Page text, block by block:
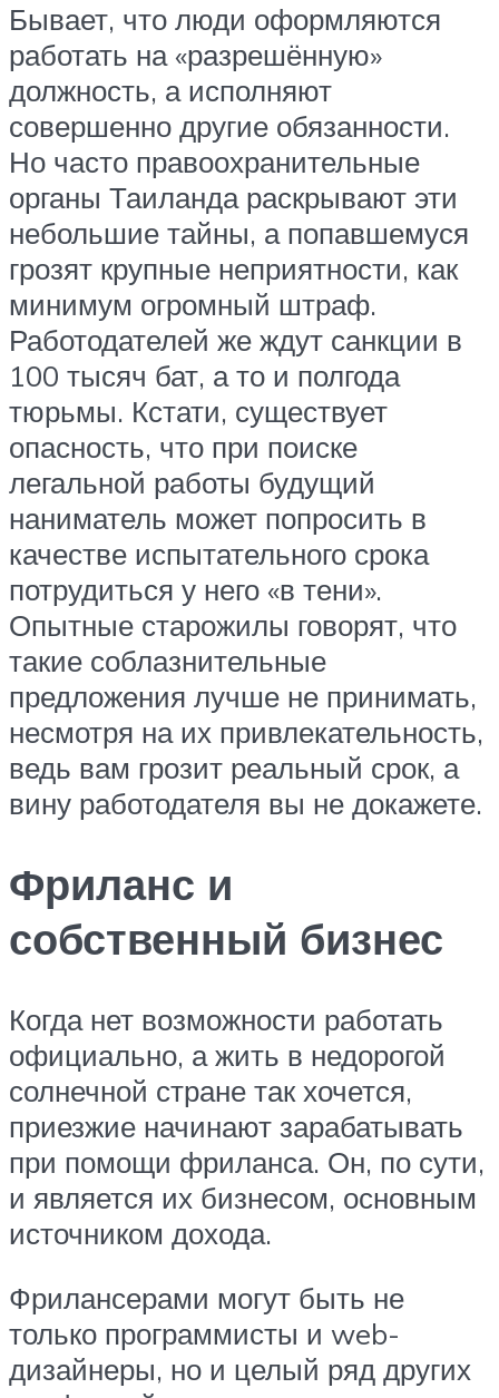
Бывает, что люди оформляются
работать на «разрешённую»
должность, а исполняют
совершенно другие обязанности.
Но часто правоохранительные
органы Таиланда раскрывают эти
небольшие тайны, а попавшемуся
грозят крупные неприятности, как
минимум огромный штраф.
Работодателей же ждут санкции в
100 тысяч бат, а то и полгода
тюрьмы. Кстати, существует
опасность, что при поиске
легальной работы будущий
наниматель может попросить в
качестве испытательного срока
потрудиться у него «в тени».
Опытные старожилы говорят, что
такие соблазнительные
предложения лучше не принимать,
несмотря на их привлекательность,
ведь вам грозит реальный срок, а
вину работодателя вы не докажете.
Фриланс и
собственный бизнес
Когда нет возможности работать
официально, а жить в недорогой
солнечной стране так хочется,
приезжие начинают зарабатывать
при помощи фриланса. Он, по сути,
и является их бизнесом, основным
источником дохода.
Фрилансерами могут быть не
только программисты и web-
дизайнеры, но и целый ряд других